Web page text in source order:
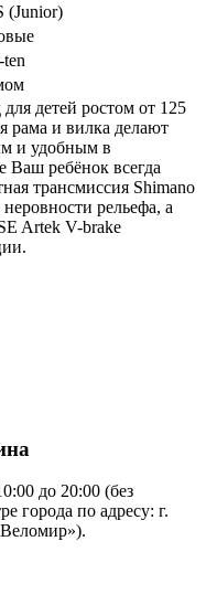
(Junior)
детей ростом от 125
рама и вилка делают
и удобным в
Ваш ребёнок всегда
трансмиссия Shimano
рельефа, а
Artek V-brake
до 20:00 (без
города по адресу: г.